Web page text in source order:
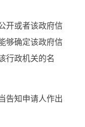
或者该政府信
够确定该政府信
行政机关的名
知申请人作出